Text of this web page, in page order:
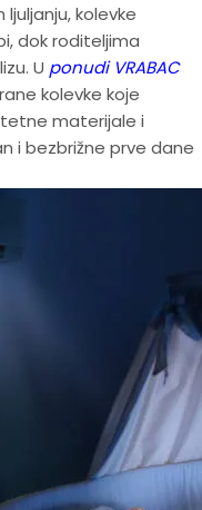
kolevke
dok roditeljima
U ponudi VRABAC
kolevke koje
materijale i
i bezbrižne prve dane